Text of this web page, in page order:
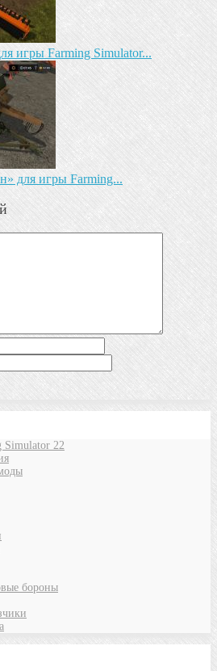
игры Farming Simulator...
для игры Farming...
Simulator 22
бороны